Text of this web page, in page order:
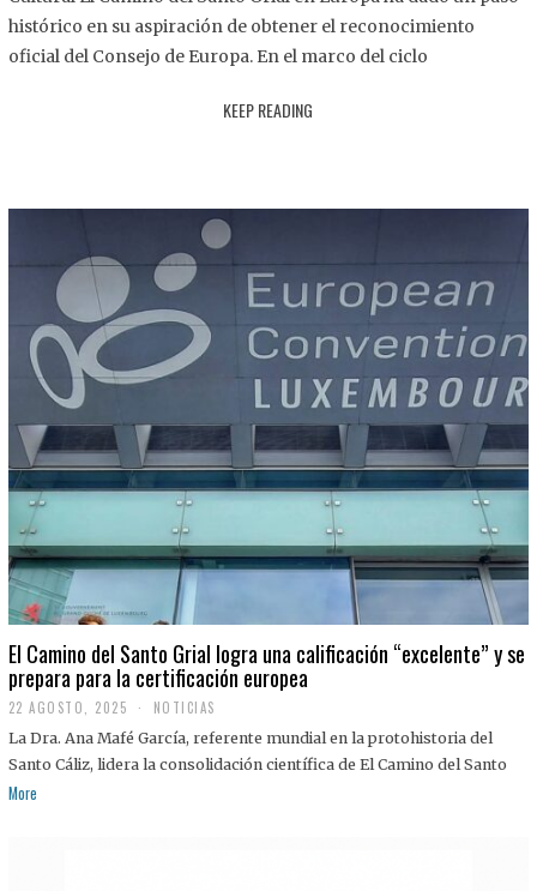
2
histórico en su aspiración de obtener el reconocimiento
oficial del Consejo de Europa. En el marco del ciclo
KEEP READING
El Camino del Santo Grial logra una calificación “excelente” y se
prepara para la certificación europea
22 AGOSTO, 2025
2
A
G
NOTICIAS
La Dra. Ana Mafé García, referente mundial en la protohistoria del
Santo Cáliz, lidera la consolidación científica de El Camino del Santo
More